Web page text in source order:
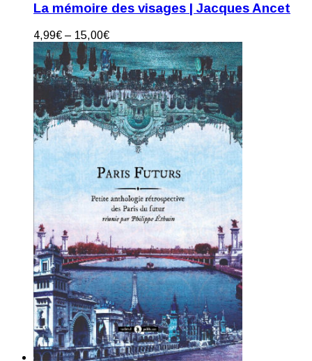
La mémoire des visages | Jacques Ancet
4,99€ – 15,00€